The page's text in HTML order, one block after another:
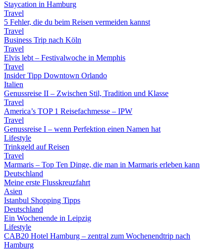
Staycation in Hamburg
Travel
5 Fehler, die du beim Reisen vermeiden kannst
Travel
Business Trip nach Köln
Travel
Elvis lebt – Festivalwoche in Memphis
Travel
Insider Tipp Downtown Orlando
Italien
Genussreise II – Zwischen Stil, Tradition und Klasse
Travel
America’s TOP 1 Reisefachmesse – IPW
Travel
Genussreise I – wenn Perfektion einen Namen hat
Lifestyle
Trinkgeld auf Reisen
Travel
Marmaris – Top Ten Dinge, die man in Marmaris erleben kann
Deutschland
Meine erste Flusskreuzfahrt
Asien
Istanbul Shopping Tipps
Deutschland
Ein Wochenende in Leipzig
Lifestyle
CAB20 Hotel Hamburg – zentral zum Wochenendtrip nach
Hamburg